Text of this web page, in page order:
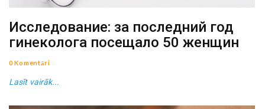
Исследование: за последний год
гинеколога посещало 50 женщин
0 Komentāri
Lasīt vairāk...